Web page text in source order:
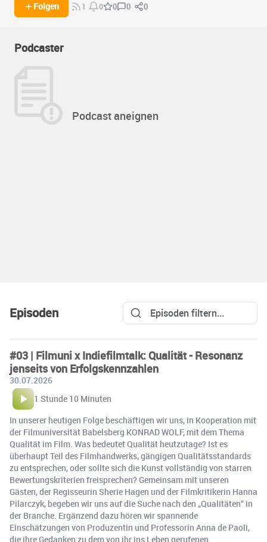
Folgen 1 0 0 0 0
Podcaster
Podcast aneignen
Episoden
#03 | Filmuni x Indiefilmtalk: Qualität - Resonanz
jenseits von Erfolgskennzahlen
30.07.2026
1 Stunde 10 Minuten
In unserer heutigen Folge beschäftigen wir uns, in Kooperation mit
der Filmuniversität Babelsberg KONRAD WOLF, mit dem Thema
Qualität im Film. Was bedeutet Qualität heutzutage? Ist es
überhaupt Teil des Filmhandwerks, gängigen Qualitätsstandards
zu entsprechen, oder sollte sich die Kunst vollständig von starren
Bewertungskriterien freisprechen? Gemeinsam mit unseren
Gästen, der Regisseurin Sherie Hagen und der Filmkritikerin Hanna
Pilarczyk, begeben wir uns auf die Suche nach den „Qualitäten“ in
der Branche. Ergänzend dazu hören wir spannende
Einschätzungen von Produzentin und Professorin Anna de Paoli,
die ihre Gedanken zu dem von ihr ins Leben gerufenen